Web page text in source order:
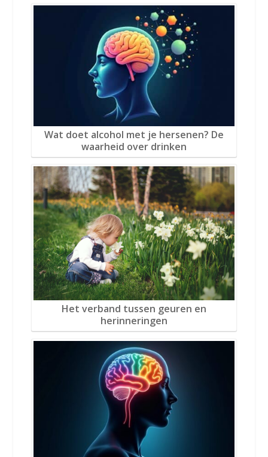
Wat doet alcohol met je hersenen? De
waarheid over drinken
Het verband tussen geuren en
herinneringen